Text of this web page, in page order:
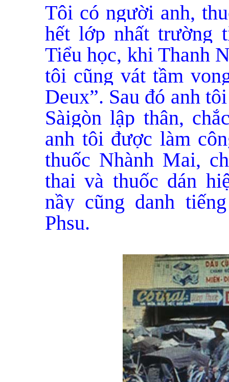
Tôi có người anh,
hết lớp nhất trường
Tiểu học, khi Thanh
tôi cũng vát tầm
Deux”. Sau đó anh
Sàigòn lập thân,
anh tôi được làm
thuốc Nhành Mai,
thai và thuốc dán
nầy cũng danh
Phsu.